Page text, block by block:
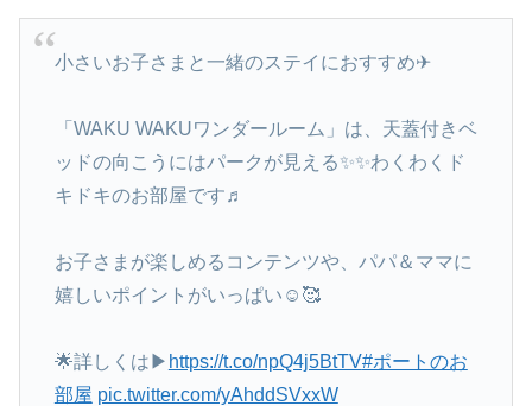
小さいお子さまと一緒のステイにおすすめ✈
「WAKU WAKUワンダールーム」は、天蓋付きベ
ッドの向こうにはパークが見える✨✨わくわくド
キドキのお部屋です♬
お子さまが楽しめるコンテンツや、パパ＆ママに
嬉しいポイントがいっぱい☺🥰
🌟詳しくは▶ https://t.co/npQ4j5BtTV#ポートのお
部屋 pic.twitter.com/yAhddSVxxW